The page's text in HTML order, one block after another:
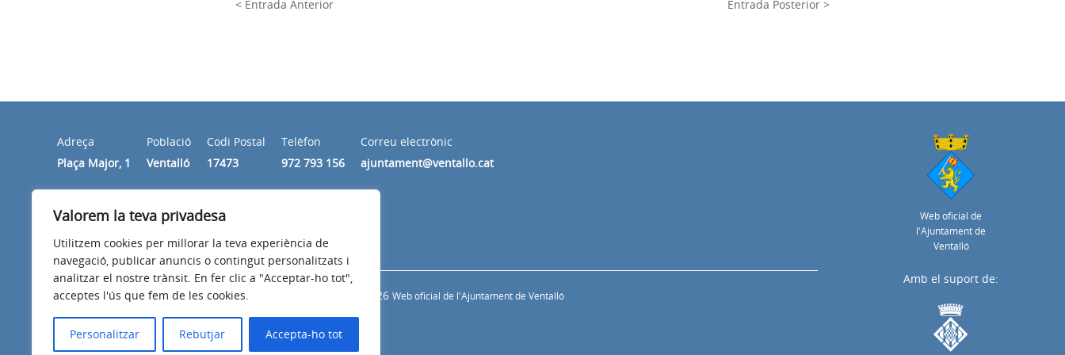
Valorem la teva privadesa
Utilitzem cookies per millorar la teva experiència de
navegació, publicar anuncis o contingut personalitzats i
analitzar el nostre trànsit. En fer clic a "Acceptar-ho tot",
acceptes l'ús que fem de les cookies.
Personalitzar Rebutjar Accepta-ho tot
< Entrada Anterior Entrada Posterior >
Adreça
Plaça Major, 1
Població
Ventalló
Codi Postal
17473
Telèfon
972 793 156
Correu electrònic
ajuntament@ventallo.cat
Horari
Els matins de dilluns a divendres de 10.00 a 14.00 hores
Web oficial de
l'Ajuntament de
Ventalló
Avís legal Política de privacitat © 2026 Web oficial de l'Ajuntament de Ventalló
Amb el suport de: